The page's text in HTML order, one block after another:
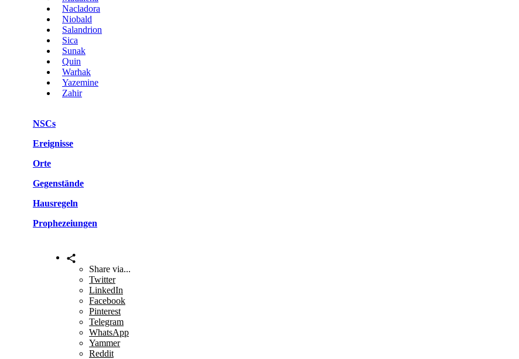
Nacladora
Niobald
Salandrion
Sica
Sunak
Quin
Warhak
Yazemine
Zahir
NSCs
Ereignisse
Orte
Gegenstände
Hausregeln
Prophezeiungen
Share via...
Twitter
LinkedIn
Facebook
Pinterest
Telegram
WhatsApp
Yammer
Reddit